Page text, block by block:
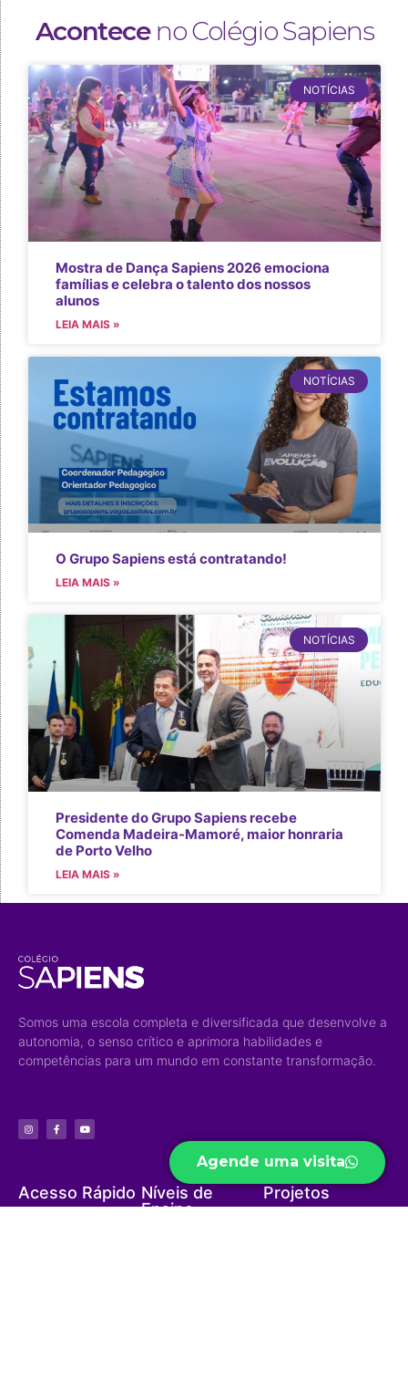
Aconteceno Colégio Sapiens
NOTÍCIAS
Mostra de Dança Sapiens 2026 emociona
famílias e celebra o talento dos nossos
alunos
LEIA MAIS »
NOTÍCIAS
O Grupo Sapiens está contratando!
LEIA MAIS »
NOTÍCIAS
Presidente do Grupo Sapiens recebe
Comenda Madeira-Mamoré, maior honraria
de Porto Velho
LEIA MAIS »
Agende uma visita
Somos uma escola completa e diversificada que desenvolve a
autonomia, o senso crítico e aprimora habilidades e
competências para um mundo em constante transformação.
Acesso Rápido Níveis de
Ensino
Projetos